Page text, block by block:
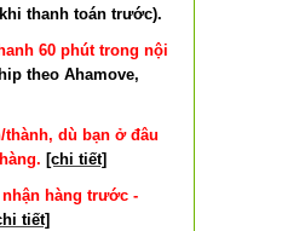
thanh toán trước).
60 phút trong nội
theo Ahamove,
thành, dù bạn ở đâu
[chi tiết]
hàng trước -
tiết]